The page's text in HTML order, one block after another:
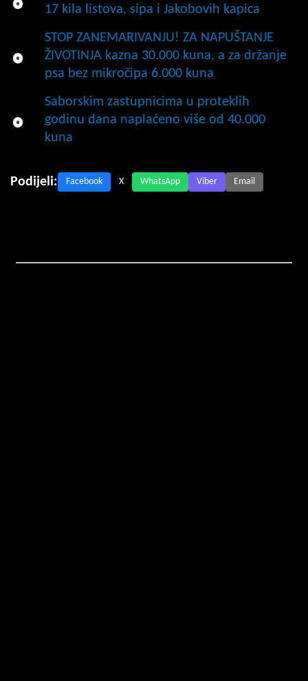
17 kila listova, sipa i Jakobovih kapica
STOP ZANEMARIVANJU! ZA NAPUŠTANJE
ŽIVOTINJA kazna 30.000 kuna, a za držanje
psa bez mikročipa 6.000 kuna
Saborskim zastupnicima u proteklih
godinu dana naplaćeno više od 40.000
kuna
Podijeli: Facebook X WhatsApp Viber Email